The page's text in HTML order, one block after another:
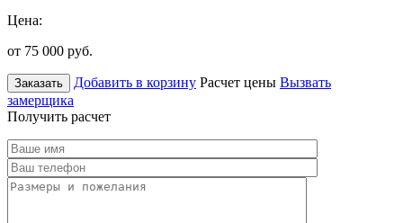
Цена:
от 75 000 руб.
Заказать Добавить в корзину Расчет цены Вызвать
замерщика
Получить расчет